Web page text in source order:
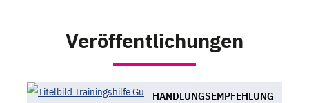
Veröffentlichungen
HANDLUNGSEMPFEHLUNG